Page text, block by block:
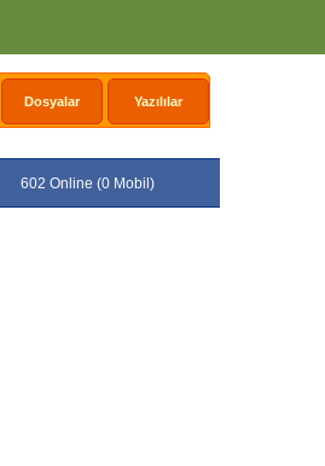
Dosyalar Yazılılar
602 Online (0 Mobil)